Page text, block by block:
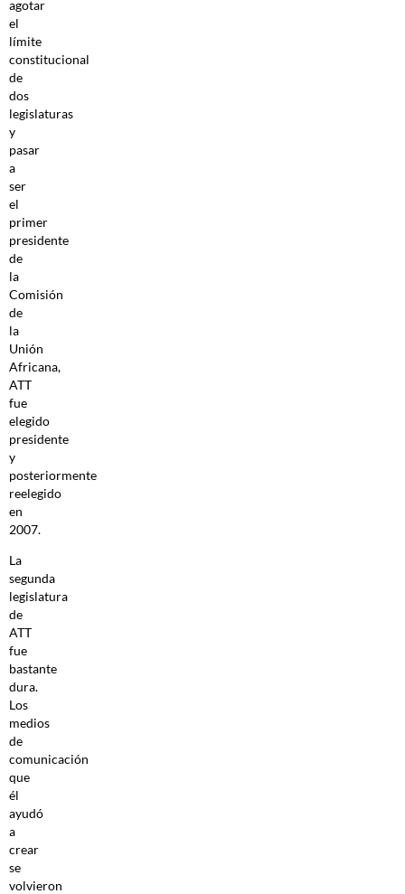
agotar
el
límite
constitucional
de
dos
legislaturas
y
pasar
a
ser
el
primer
presidente
de
la
Comisión
de
la
Unión
Africana,
ATT
fue
elegido
presidente
y
posteriormente
reelegido
en
2007.
La
segunda
legislatura
de
ATT
fue
bastante
dura.
Los
medios
de
comunicación
que
él
ayudó
a
crear
se
volvieron